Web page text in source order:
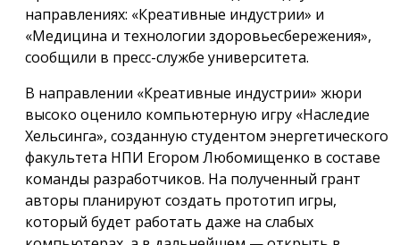
направлениях: «Креативные индустрии» и
«Медицина и технологии здоровьесбережения»,
сообщили в пресс-службе университета.
В направлении «Креативные индустрии» жюри
высоко оценило компьютерную игру «Наследие
Хельсинга», созданную студентом энергетического
факультета НПИ Егором Любомищенко в составе
команды разработчиков. На полученный грант
авторы планируют создать прототип игры,
который будет работать даже на слабых